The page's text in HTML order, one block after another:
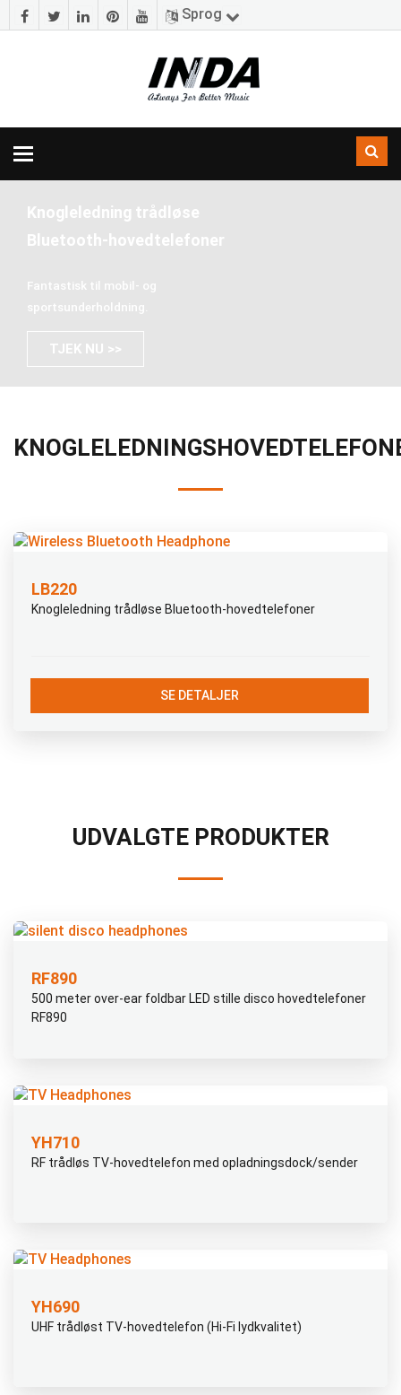
Sprog
Skift
Knogleledning trådløse
Bluetooth-hovedtelefoner
Fantastisk til mobil- og
sportsunderholdning.
TJEK NU >>
LB220
Knogleledning trådløse Bluetooth-hovedtelefoner
SE DETALJER
UDVALGTE PRODUKTER
RF890
500 meter over-ear foldbar LED stille disco hovedtelefoner
RF890
YH710
RF trådløs TV-hovedtelefon med opladningsdock/sender
YH690
UHF trådløst TV-hovedtelefon (Hi-Fi lydkvalitet)